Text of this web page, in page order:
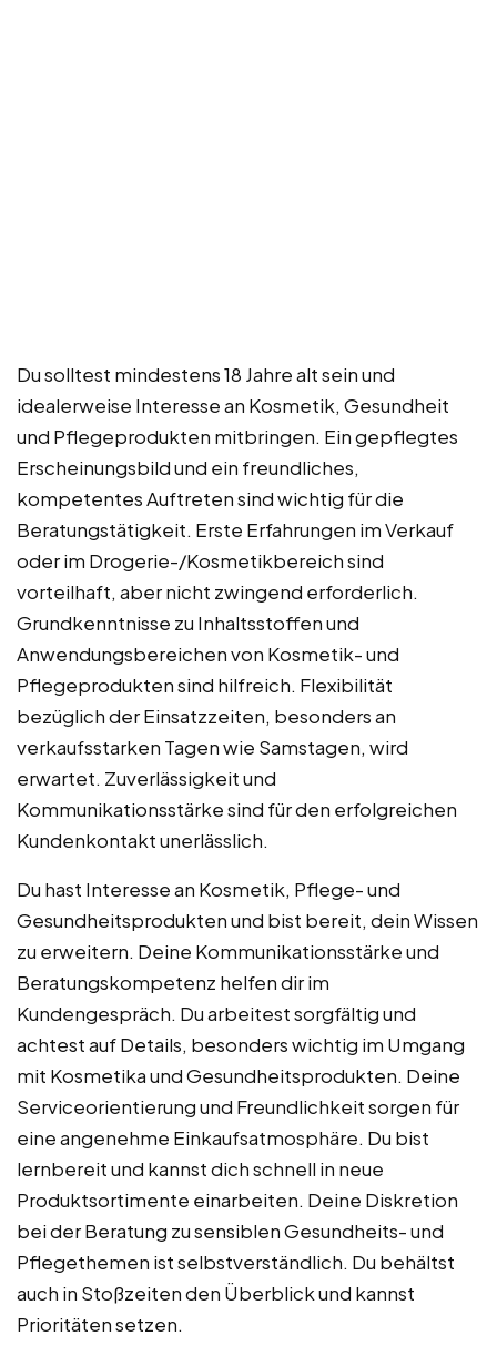
Du solltest mindestens 18 Jahre alt sein und
idealerweise Interesse an Kosmetik, Gesundheit
und Pflegeprodukten mitbringen. Ein gepflegtes
Erscheinungsbild und ein freundliches,
kompetentes Auftreten sind wichtig für die
Beratungstätigkeit. Erste Erfahrungen im Verkauf
oder im Drogerie-/Kosmetikbereich sind
vorteilhaft, aber nicht zwingend erforderlich.
Grundkenntnisse zu Inhaltsstoffen und
Anwendungsbereichen von Kosmetik- und
Pflegeprodukten sind hilfreich. Flexibilität
bezüglich der Einsatzzeiten, besonders an
verkaufsstarken Tagen wie Samstagen, wird
erwartet. Zuverlässigkeit und
Kommunikationsstärke sind für den erfolgreichen
Kundenkontakt unerlässlich.
Du hast Interesse an Kosmetik, Pflege- und
Gesundheitsprodukten und bist bereit, dein Wissen
zu erweitern. Deine Kommunikationsstärke und
Beratungskompetenz helfen dir im
Kundengespräch. Du arbeitest sorgfältig und
achtest auf Details, besonders wichtig im Umgang
mit Kosmetika und Gesundheitsprodukten. Deine
Serviceorientierung und Freundlichkeit sorgen für
eine angenehme Einkaufsatmosphäre. Du bist
lernbereit und kannst dich schnell in neue
Produktsortimente einarbeiten. Deine Diskretion
bei der Beratung zu sensiblen Gesundheits- und
Pflegethemen ist selbstverständlich. Du behältst
auch in Stoßzeiten den Überblick und kannst
Prioritäten setzen.